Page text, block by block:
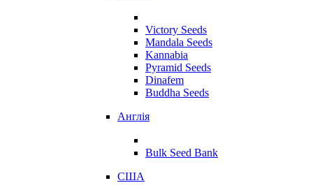
Victory Seeds
Mandala Seeds
Kannabia
Pyramid Seeds
Dinafem
Buddha Seeds
Англія
Bulk Seed Bank
США